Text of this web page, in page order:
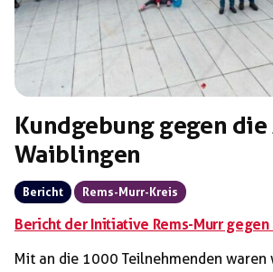
Kundgebung gegen die
Waiblingen
Bericht Rems-Murr-Kreis
Bericht der Initiative Rems-Murr gegen
Mit an die 1000 Teilnehmenden waren